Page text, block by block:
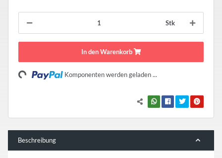
Stk
In den Warenkorb
Loading... Komponenten werden geladen ...
Beschreibung